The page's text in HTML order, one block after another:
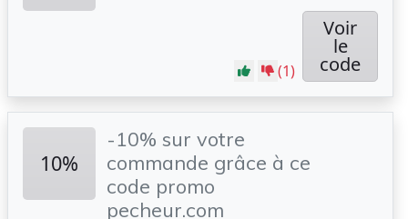
(1)
Voir
le
code
10%
-10% sur votre
commande grâce à ce
code promo
pecheur.com